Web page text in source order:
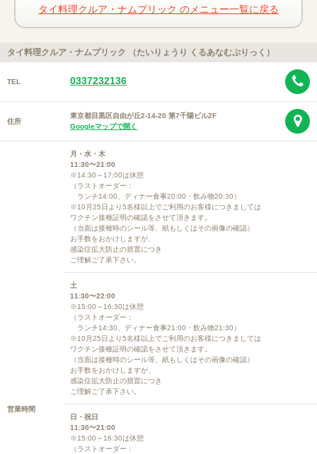
タイ料理クルア・ナムプリック のメニュー一覧に戻る
タイ料理クルア・ナムプリック （たいりょうり くるあなむぷりっく）
TEL 0337232136
住所
東京都目黒区自由が丘2-14-20 第7千陽ビル2F
Googleマップで開く
営業時間
月・水・木
11:30〜21:00
※14:30～17:00は休憩
（ラストオーダー：
ランチ14:00、ディナー食事20:00・飲み物20:30）
※10月25日より5名様以上でご利用のお客様につきましては
ワクチン接種証明の確認をさせて頂きます。
（当面は接種時のシール等、紙もしくはその画像の確認）
お手数をおかけしますが、
感染症拡大防止の措置につき
ご理解ご了承下さい。
土
11:30〜22:00
※15:00～16:30は休憩
（ラストオーダー：
ランチ14:30、ディナー食事21:00・飲み物21:30）
※10月25日より5名様以上でご利用のお客様につきましては
ワクチン接種証明の確認をさせて頂きます。
（当面は接種時のシール等、紙もしくはその画像の確認）
お手数をおかけしますが、
感染症拡大防止の措置につき
ご理解ご了承下さい。
日・祝日
11:30〜21:00
※15:00～16:30は休憩
（ラストオーダー：